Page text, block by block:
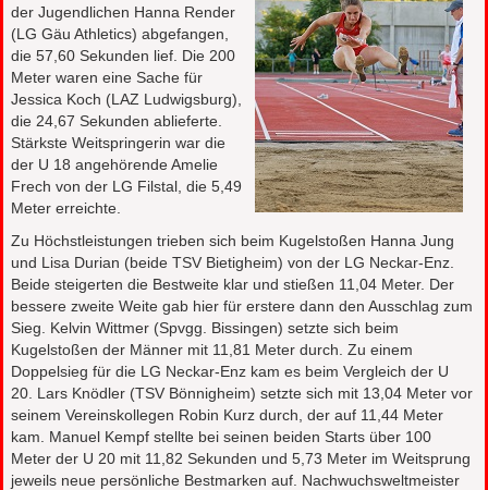
der Jugendlichen Hanna Render
(LG Gäu Athletics) abgefangen,
die 57,60 Sekunden lief. Die 200
Meter waren eine Sache für
Jessica Koch (LAZ Ludwigsburg),
die 24,67 Sekunden ablieferte.
Stärkste Weitspringerin war die
der U 18 angehörende Amelie
Frech von der LG Filstal, die 5,49
Meter erreichte.
Zu Höchstleistungen trieben sich beim Kugelstoßen Hanna Jung
und Lisa Durian (beide TSV Bietigheim) von der LG Neckar-Enz.
Beide steigerten die Bestweite klar und stießen 11,04 Meter. Der
bessere zweite Weite gab hier für erstere dann den Ausschlag zum
Sieg. Kelvin Wittmer (Spvgg. Bissingen) setzte sich beim
Kugelstoßen der Männer mit 11,81 Meter durch. Zu einem
Doppelsieg für die LG Neckar-Enz kam es beim Vergleich der U
20. Lars Knödler (TSV Bönnigheim) setzte sich mit 13,04 Meter vor
seinem Vereinskollegen Robin Kurz durch, der auf 11,44 Meter
kam. Manuel Kempf stellte bei seinen beiden Starts über 100
Meter der U 20 mit 11,82 Sekunden und 5,73 Meter im Weitsprung
jeweils neue persönliche Bestmarken auf. Nachwuchsweltmeister